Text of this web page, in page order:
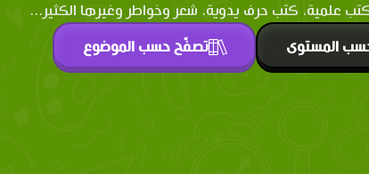
علمية، كتب حرف يدوية، شعر وخواطر وغيرها الكثير...
المستوى تصفّح حسب الموضوع